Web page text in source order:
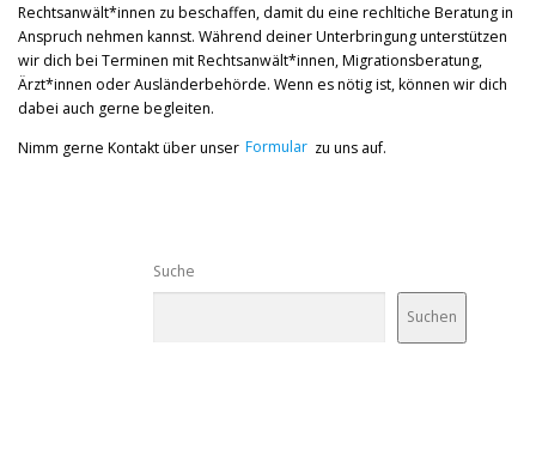
Rechtsanwält*innen zu beschaffen, damit du eine rechltiche Beratung in
Anspruch nehmen kannst. Während deiner Unterbringung unterstützen
wir dich bei Terminen mit Rechtsanwält*innen, Migrationsberatung,
Ärzt*innen oder Ausländerbehörde. Wenn es nötig ist, können wir dich
dabei auch gerne begleiten.
Nimm gerne Kontakt über unser Formular zu uns auf.
Suche
Suchen